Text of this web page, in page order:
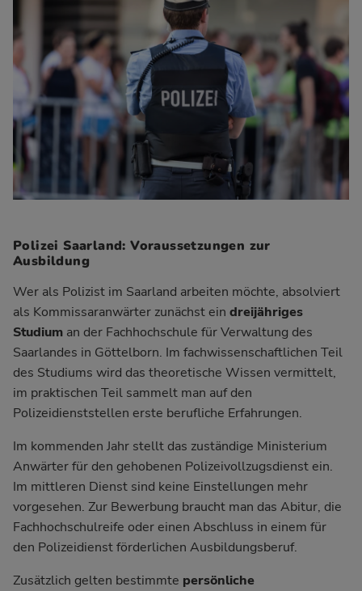
Polizei Saarland: Voraussetzungen zur
Ausbildung
Wer als Polizist im Saarland arbeiten möchte, absolviert
als Kommissaranwärter zunächst ein dreijähriges
Studium an der Fachhochschule für Verwaltung des
Saarlandes in Göttelborn. Im fachwissenschaftlichen Teil
des Studiums wird das theoretische Wissen vermittelt,
im praktischen Teil sammelt man auf den
Polizeidienststellen erste berufliche Erfahrungen.
Im kommenden Jahr stellt das zuständige Ministerium
Anwärter für den gehobenen Polizeivollzugsdienst ein.
Im mittleren Dienst sind keine Einstellungen mehr
vorgesehen. Zur Bewerbung braucht man das Abitur, die
Fachhochschulreife oder einen Abschluss in einem für
den Polizeidienst förderlichen Ausbildungsberuf.
Zusätzlich gelten bestimmte persönliche